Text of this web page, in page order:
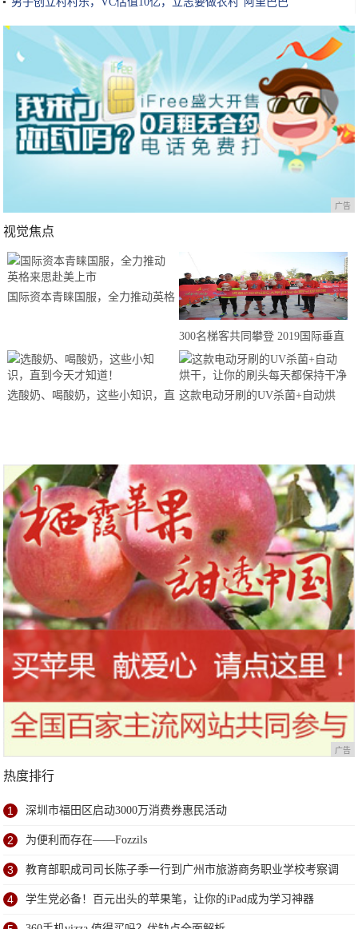
广告
视觉焦点
国际资本青睐国服，全力推动英格
300名梯客共同攀登 2019国际垂直
马拉松超级精英赛顺德海骏达中心
站欢乐开跑
选酸奶、喝酸奶，这些小知识，直 这款电动牙刷的UV杀菌+自动烘
广告
热度排行
1 深圳市福田区启动3000万消费券惠民活动
2 为便利而存在——Fozzils
3 教育部职成司司长陈子季一行到广州市旅游商务职业学校考察调
研
4 学生党必备！百元出头的苹果笔，让你的iPad成为学习神器